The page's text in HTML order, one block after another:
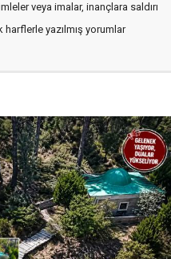
veya imalar, inançlara saldırı
yazılmış yorumlar